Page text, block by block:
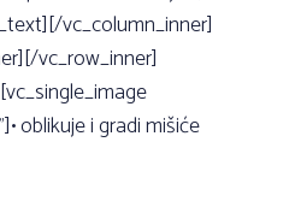
vc_column_inner]
vc_row_inner]
oblikuje i gradi mišiće